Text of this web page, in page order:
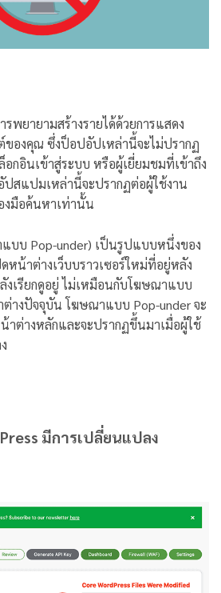
พยายามสร้างรายได้ด้วยการแสดง
องคุณ ซึ่งป็อปอัปเหล่านี้จะไม่ปรากฏ
กอินเข้าสู่ระบบ หรือผู้เยี่ยมชมที่เข้าถึง
ปสแปมเหล่านี้จะปรากฏต่อผู้ใช้งาน
งมือค้นหาเท่านั้น
บบ Pop-under) เป็นรูปแบบหนึ่งของ
น้าต่างเว็บบราวเซอร์ใหม่ที่อยู่หลัง
งเรียกดูอยู่ ไม่เหมือนกับโฆษณาแบบ
างปัจจุบัน โฆษณาแบบ Pop-under จะ
ต่างหลักและจะปรากฏขึ้นมาเมื่อผู้ใช้
มีการเปลี่ยนแปลง